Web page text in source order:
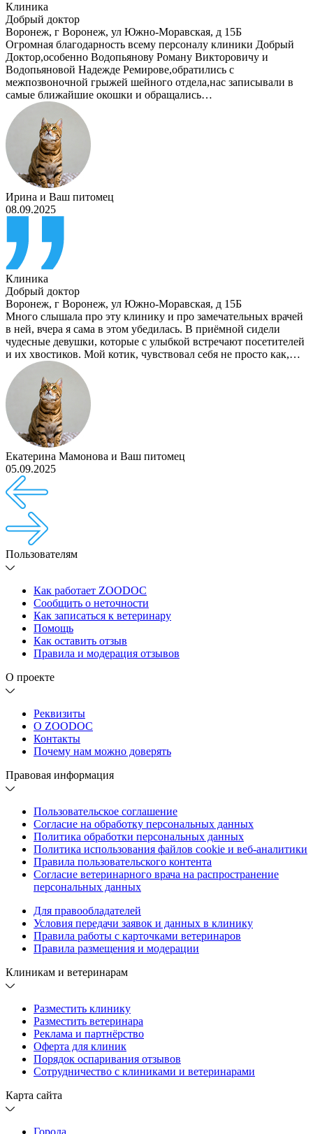
Клиника
Добрый доктор
Воронеж, г Воронеж, ул Южно-Моравская, д 15Б
Огромная благодарность всему персоналу клиники Добрый
Доктор,особенно Водопьянову Роману Викторовичу и
Водопьяновой Надежде Ремирове,обратились с
межпозвоночной грыжей шейного отдела,нас записывали в
самые ближайшие окошки и обращались…
Ирина и Ваш питомец
08.09.2025
Клиника
Добрый доктор
Воронеж, г Воронеж, ул Южно-Моравская, д 15Б
Много слышала про эту клинику и про замечательных врачей
в ней, вчера я сама в этом убедилась. В приёмной сидели
чудесные девушки, которые с улыбкой встречают посетителей
и их хвостиков. Мой котик, чувствовал себя не просто как,…
Екатерина Мамонова и Ваш питомец
05.09.2025
Пользователям
Как работает ZOODOC
Сообщить о неточности
Как записаться к ветеринару
Помощь
Как оставить отзыв
Правила и модерация отзывов
О проекте
Реквизиты
О ZOODOC
Контакты
Почему нам можно доверять
Правовая информация
Пользовательское соглашение
Согласие на обработку персональных данных
Политика обработки персональных данных
Политика использования файлов cookie и веб-аналитики
Правила пользовательского контента
Согласие ветеринарного врача на распространение
персональных данных
Для правообладателей
Условия передачи заявок и данных в клинику
Правила работы с карточками ветеринаров
Правила размещения и модерации
Клиникам и ветеринарам
Разместить клинику
Разместить ветеринара
Реклама и партнёрство
Оферта для клиник
Порядок оспаривания отзывов
Сотрудничество с клиниками и ветеринарами
Карта сайта